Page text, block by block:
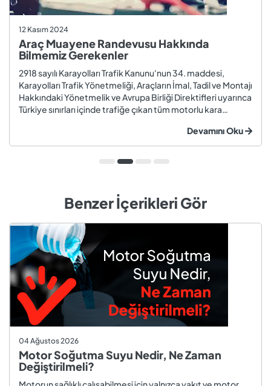
12 Kasım 2024
Araç Muayene Randevusu Hakkında
Bilmemiz Gerekenler
2918 sayılı Karayolları Trafik Kanunu'nun 34. maddesi,
Karayolları Trafik Yönetmeliği, Araçların İmal, Tadil ve Montajı
Hakkındaki Yönetmelik ve Avrupa Birliği Direktifleri uyarınca
Türkiye sınırları içinde trafiğe çıkan tüm motorlu kara
zorundadır. Araç muayenesi; otomobil, motosiklet,
kamyon, kamyo...
Devamını Oku
Benzer İçerikleri Gör
04 Ağustos 2026
Motor Soğutma Suyu Nedir, Ne Zaman
Değiştirilmeli?